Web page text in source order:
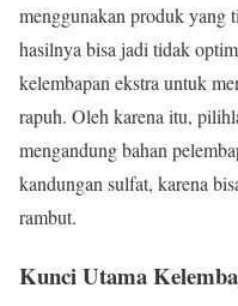
menggunakan produk yang
hasilnya bisa jadi tidak
kelembapan ekstra untuk
rapuh. Oleh karena itu,
mengandung bahan
kandungan sulfat, karena
rambut.
Kunci Utama